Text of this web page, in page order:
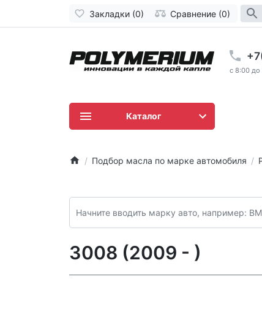
Закладки (0) Сравнение (0)
c 8:00 до
Каталог
Подбор масла по марке автомобиля
3008 (2009 - )